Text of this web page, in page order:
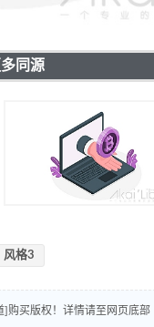
同源
风格3
买版权！详情请至网页底